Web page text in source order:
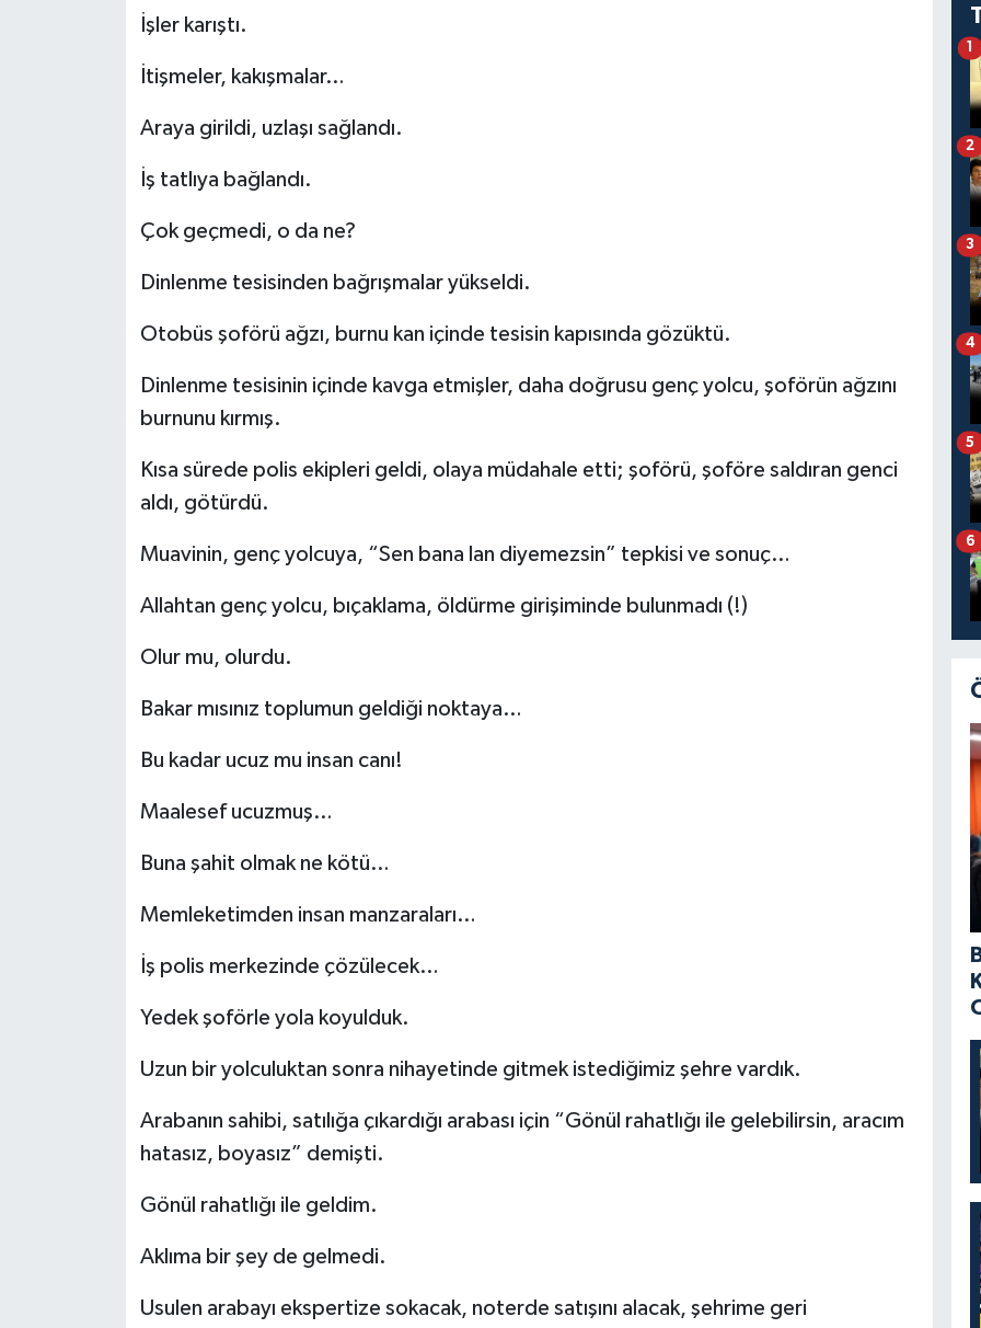
İşler karıştı.
İtişmeler, kakışmalar…
Araya girildi, uzlaşı sağlandı.
İş tatlıya bağlandı.
Çok geçmedi, o da ne?
Dinlenme tesisinden bağrışmalar yükseldi.
Otobüs şoförü ağzı, burnu kan içinde tesisin kapısında gözüktü.
Dinlenme tesisinin içinde kavga etmişler, daha doğrusu genç yolcu, şoförün ağzını
burnunu kırmış.
Kısa sürede polis ekipleri geldi, olaya müdahale etti; şoförü, şoföre saldıran genci
aldı, götürdü.
Muavinin, genç yolcuya, “Sen bana lan diyemezsin” tepkisi ve sonuç…
Allahtan genç yolcu, bıçaklama, öldürme girişiminde bulunmadı (!)
Olur mu, olurdu.
Bakar mısınız toplumun geldiği noktaya…
Bu kadar ucuz mu insan canı!
Maalesef ucuzmuş…
Buna şahit olmak ne kötü…
Memleketimden insan manzaraları…
İş polis merkezinde çözülecek…
Yedek şoförle yola koyulduk.
Uzun bir yolculuktan sonra nihayetinde gitmek istediğimiz şehre vardık.
Arabanın sahibi, satılığa çıkardığı arabası için “Gönül rahatlığı ile gelebilirsin, aracım
hatasız, boyasız” demişti.
Gönül rahatlığı ile geldim.
Aklıma bir şey de gelmedi.
Usulen arabayı ekspertize sokacak, noterde satışını alacak, şehrime geri
1
2
3
4
5
6